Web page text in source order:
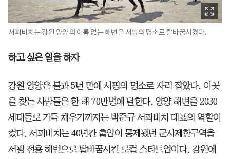
서피비치는 강원 양양의 이름 없는 해변을 서핑의 명소로 탈바꿈시켰다.
하고 싶은 일을 하자
강원 양양은 불과 5년 만에 서핑의 명소로 자리 잡았다. 이곳
을 찾는 사람들은 한 해 70만명에 달한다. 양양 해변을 2030
세대들로 가득 채우기까지는 박준규 서피비치 대표의 역할이
컸다. 서피비치는 40년간 출입이 통제됐던 군사제한구역을
서핑 전용 해변으로 탈바꿈시킨 로컬 스타트업이다. 강원에